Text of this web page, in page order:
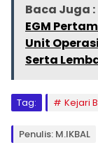
Baca Juga :
EGM
Unit
Serta
Tag: Kejari
Penulis: M.IKBAL